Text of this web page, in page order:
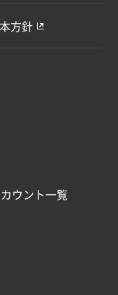
方針
ウント一覧